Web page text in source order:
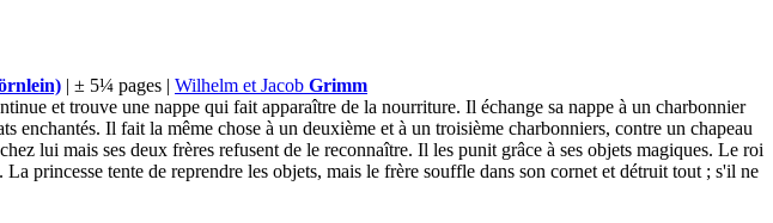
| ± 5¼ pages | Wilhelm et Jacob Grimm
et trouve une nappe qui fait apparaître de la nourriture. Il échange sa nappe à un charbonnier
enchantés. Il fait la même chose à un deuxième et à un troisième charbonniers, contre un chapeau
lui mais ses deux frères refusent de le reconnaître. Il les punit grâce à ses objets magiques. Le roi
princesse tente de reprendre les objets, mais le frère souffle dans son cornet et détruit tout ; s'il ne